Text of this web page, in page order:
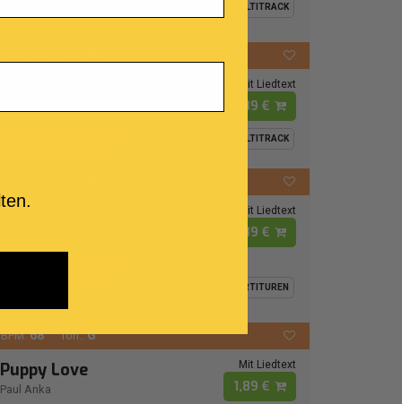
MULTITRACK
Buster Poindexter
Mit Liedtext
1,89 €
MULTITRACK
Mit Liedtext
1,89 €
PARTITUREN
Virtual Duet With Nat King Cole
BPM:68 Ton.:G
Puppy Love
Paul Anka
Mit Liedtext
1,89 €